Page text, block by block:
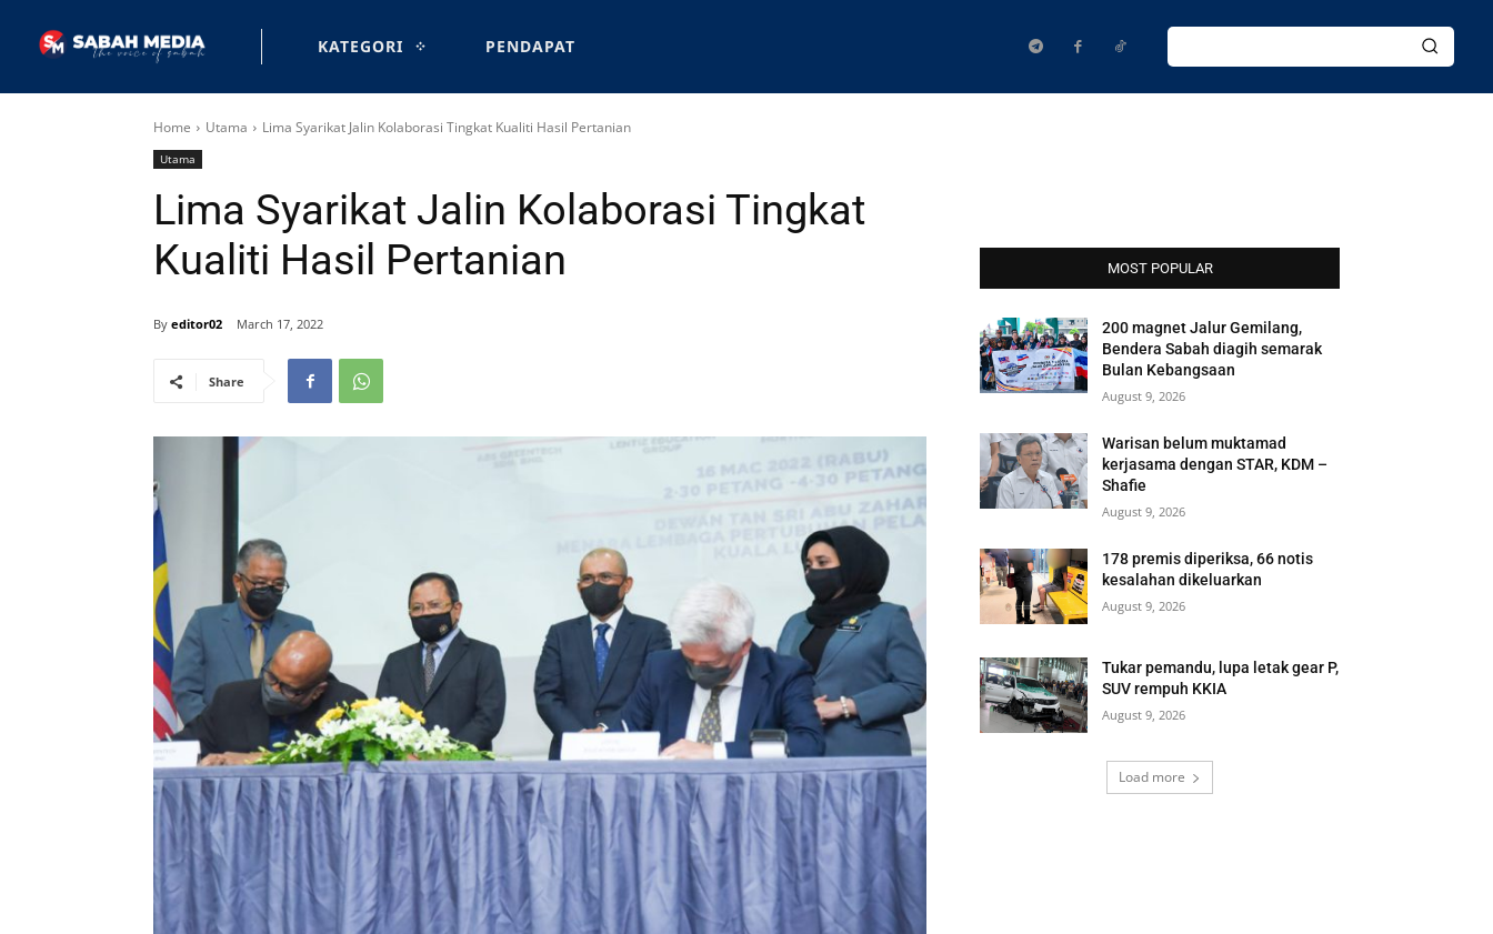
KATEGORI PENDAPAT
Home Utama Lima Syarikat Jalin Kolaborasi Tingkat Kualiti Hasil Pertanian
Utama
Lima Syarikat Jalin Kolaborasi Tingkat
Kualiti Hasil Pertanian
By editor02 March 17, 2022
Share
MOST POPULAR
200 magnet Jalur Gemilang,
Bendera Sabah diagih semarak
Bulan Kebangsaan
August 9, 2026
Warisan belum muktamad
kerjasama dengan STAR, KDM –
Shafie
August 9, 2026
178 premis diperiksa, 66 notis
kesalahan dikeluarkan
August 9, 2026
Tukar pemandu, lupa letak gear P,
SUV rempuh KKIA
August 9, 2026
Load more